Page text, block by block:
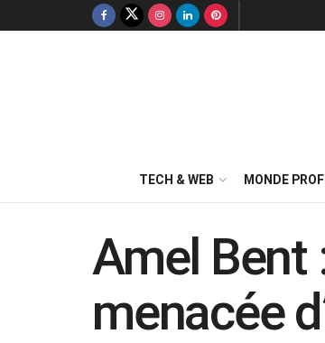
TECH & WEB MONDE
Amel Bent
menacée